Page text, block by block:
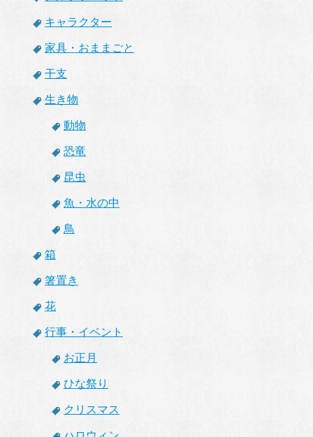
キャラクター
家具・おままごと
干支
生き物
動物
恐竜
昆虫
魚・水の中
鳥
箱
箸置き
花
行事・イベント
お正月
ひな祭り
クリスマス